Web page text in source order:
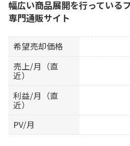
幅広い商品展開を行っている
専門通販サイト
希望売却価格
売上/月（直
近）
利益/月（直
近）
PV/月